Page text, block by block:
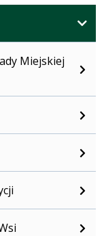
Miejskiej